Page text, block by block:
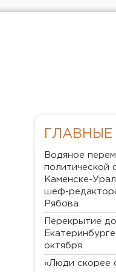
Водяное
политической
Каменске-
шеф-
Рябова
Перекрытие
октября
«Люди скорее